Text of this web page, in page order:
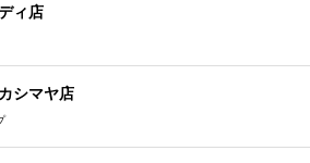
ィ店
シマヤ店